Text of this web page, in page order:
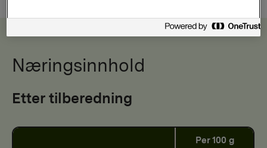
Næringsinnhold
Etter tilberedning
Per 100 g